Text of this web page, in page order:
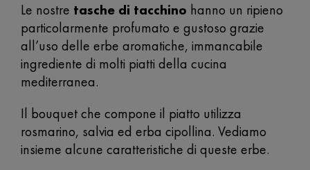
Le nostre tasche di tacchino hanno un ripieno
particolarmente profumato e gustoso grazie
all’uso delle erbe aromatiche, immancabile
ingrediente di molti piatti della cucina
mediterranea.
Il bouquet che compone il piatto utilizza
rosmarino, salvia ed erba cipollina. Vediamo
insieme alcune caratteristiche di queste erbe.